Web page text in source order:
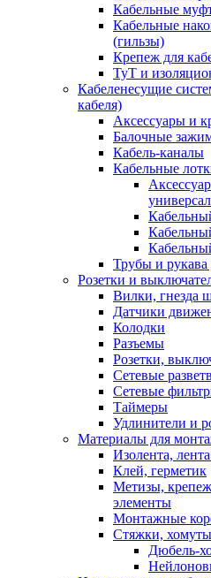
Кабельные
Кабельные
(гильзы)
Крепеж для
ТуТ и
Кабеленесущие
кабеля)
Аксессуары и
Балочные
Кабель-каналы
Кабельные
Трубы и рукава
Розетки и
Вилки, гнезда
Датчики
Колодки
Разъемы
Розетки,
Сетевые
Сетевые
Таймеры
Удлинители и
Материалы для
Изолента,
Клей, герметик
Метизы,
элементы
Монтажные
Стяжки, хомуты
Дюбель-